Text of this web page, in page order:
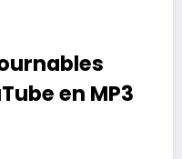
en MP3